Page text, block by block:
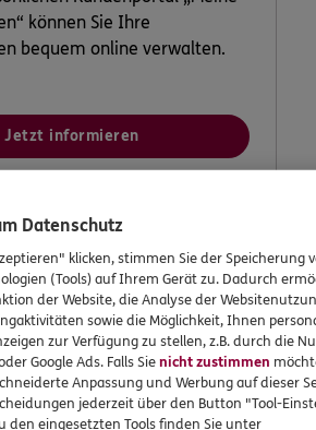
können Sie Ihre
bequem online verwalten.
Jetzt informieren
Datenschutz
klicken, stimmen Sie der Speicherung
(Tools) auf Ihrem Gerät zu. Dadurch
der Website, die Analyse der
sowie die Möglichkeit, Ihnen
zur Verfügung zu stellen, z.B. durch die
Google Ads. Falls Sienicht zustimmen
Anpassung und Werbung auf dieser
jederzeit über den Button "Tool-
den eingesetzten Tools finden Sie unter